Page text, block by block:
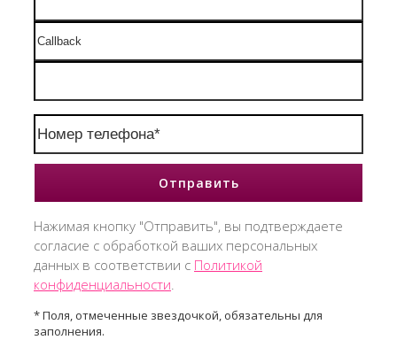
Нажимая кнопку "Отправить", вы подтверждаете
согласие с обработкой ваших персональных
данных в соответствии с Политикой
конфиденциальности.
* Поля, отмеченные звездочкой, обязательны для
заполнения.